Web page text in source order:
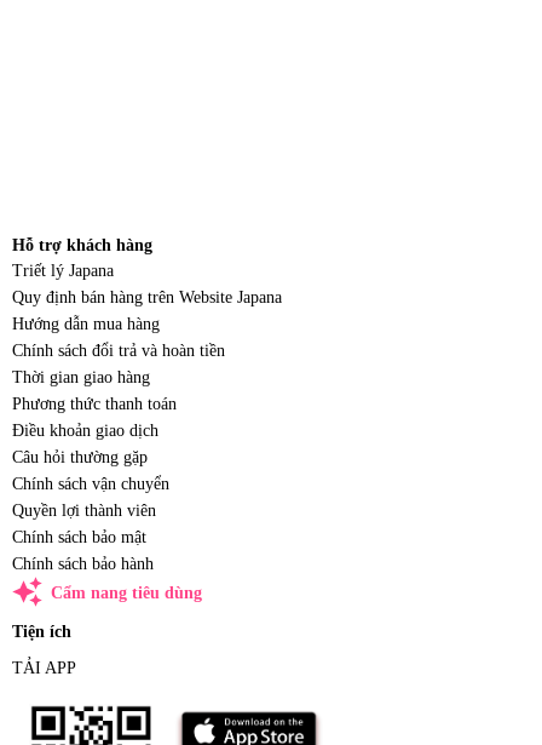
Hỗ trợ khách hàng
Triết lý Japana
Quy định bán hàng trên Website Japana
Hướng dẫn mua hàng
Chính sách đổi trả và hoàn tiền
Thời gian giao hàng
Phương thức thanh toán
Điều khoản giao dịch
Câu hỏi thường gặp
Chính sách vận chuyển
Quyền lợi thành viên
Chính sách bảo mật
Chính sách bảo hành
auto_awesome Cẩm nang tiêu dùng
Tiện ích
TẢI APP